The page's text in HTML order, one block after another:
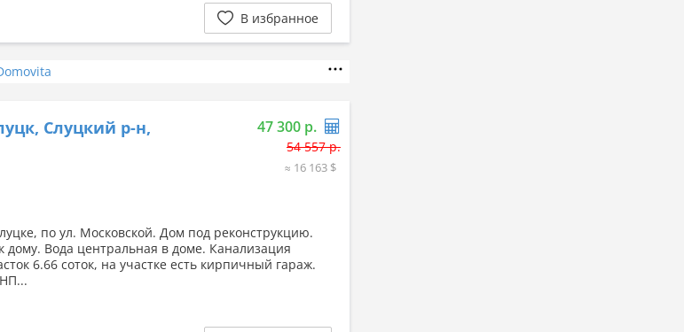
В избранное
Слуцкий р-н,
47 300 р.
54 557 р.
≈ 16 163 $
по ул. Московской. Дом под реконструкцию.
дому. Вода центральная в доме. Канализация
6.66 соток, на участке есть кирпичный гараж.